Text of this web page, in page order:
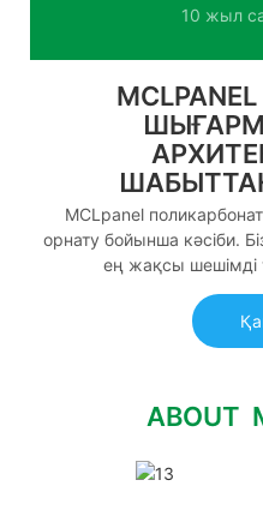
10 жыл
MCLpanel
орнату бойынша кәсіби.
ең жақсы шешімді
ABOUT